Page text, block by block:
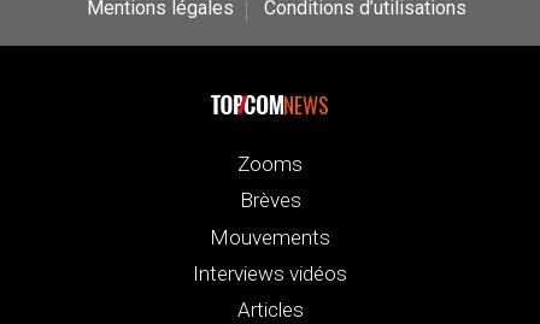
Mentions légales
Conditions d’utilisations
NEWS
Zooms
Brèves
Mouvements
Interviews vidéos
Articles